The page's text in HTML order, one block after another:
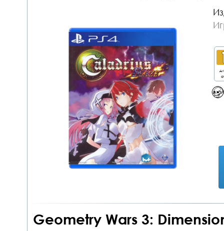
Geometry Wars 3: